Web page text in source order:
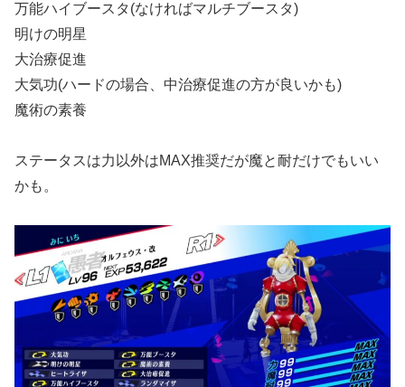
万能ハイブースタ(なければマルチブースタ)
明けの明星
大治療促進
大気功(ハードの場合、中治療促進の方が良いかも)
魔術の素養
ステータスは力以外はMAX推奨だが魔と耐だけでもいい
かも。